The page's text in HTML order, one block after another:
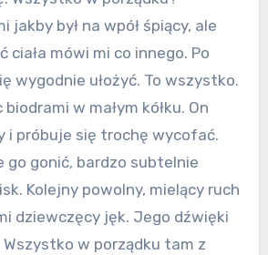
jakby był na wpół śpiący, ale
ciała mówi mi co innego. Po
wygodnie ułożyć. To wszystko.
w małym kółku. On
i próbuje się trochę wycofać.
go gonić, bardzo subtelnie
Kolejny powolny, mielący ruch
dziewczęcy jęk. Jego dźwięki
w porządku tam z